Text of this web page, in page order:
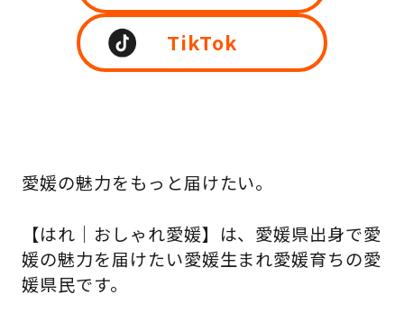
愛媛の魅力をもっと届けたい。
【はれ｜おしゃれ愛媛】は、愛媛県出身で愛
媛の魅力を届けたい愛媛生まれ愛媛育ちの愛
媛県民です。
TikTok